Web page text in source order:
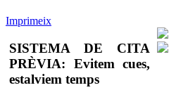
Imprimeix
SISTEMA DE CITA
PRÈVIA: Evitem cues,
estalviem temps